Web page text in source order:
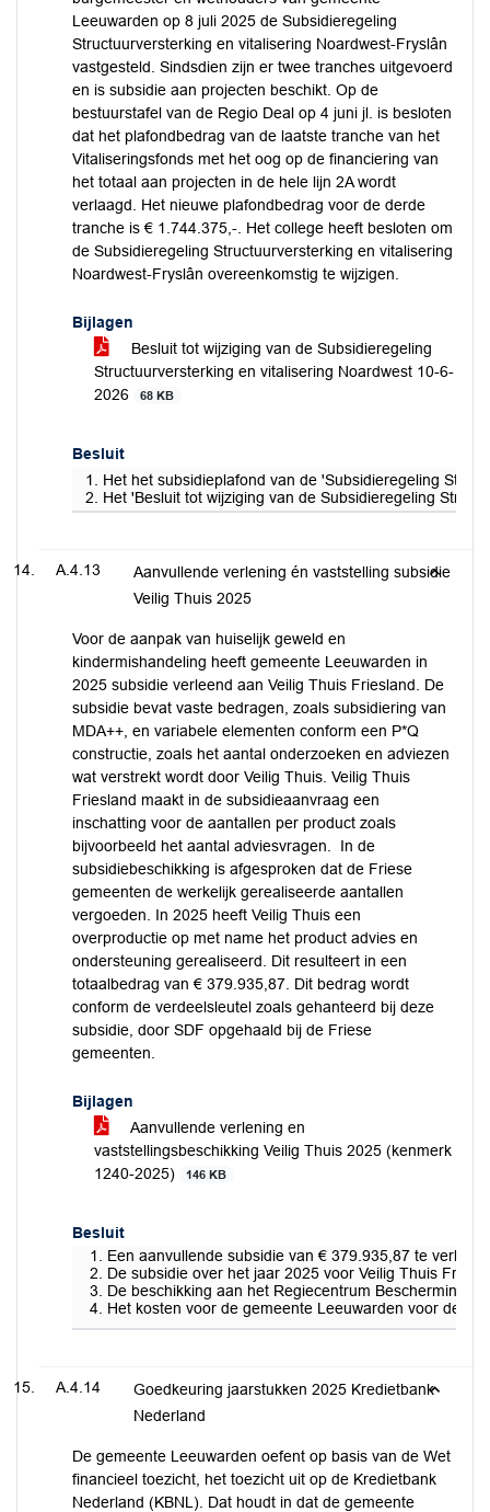
Leeuwarden op 8 juli 2025 de Subsidieregeling
Structuurversterking en vitalisering Noardwest-Fryslân
vastgesteld. Sindsdien zijn er twee tranches uitgevoerd
en is subsidie aan projecten beschikt. Op de
bestuurstafel van de Regio Deal op 4 juni jl. is besloten
dat het plafondbedrag van de laatste tranche van het
Vitaliseringsfonds met het oog op de financiering van
het totaal aan projecten in de hele lijn 2A wordt
verlaagd. Het nieuwe plafondbedrag voor de derde
tranche is € 1.744.375,-. Het college heeft besloten om
de Subsidieregeling Structuurversterking en vitalisering
Noardwest-Fryslân overeenkomstig te wijzigen.
Bijlagen
Besluit tot wijziging van de Subsidieregeling
Structuurversterking en vitalisering Noardwest 10-6-
2026
68 KB
Besluit
1. Het het subsidieplafond van de 'Subsidieregeling
2. Het 'Besluit tot wijziging van de Subsidieregeling
A.4.13
Aanvullende verlening én vaststelling subsidie
Veilig Thuis 2025
Voor de aanpak van huiselijk geweld en
kindermishandeling heeft gemeente Leeuwarden in
2025 subsidie verleend aan Veilig Thuis Friesland. De
subsidie bevat vaste bedragen, zoals subsidiering van
MDA++, en variabele elementen conform een P*Q
constructie, zoals het aantal onderzoeken en adviezen
wat verstrekt wordt door Veilig Thuis. Veilig Thuis
Friesland maakt in de subsidieaanvraag een
inschatting voor de aantallen per product zoals
bijvoorbeeld het aantal adviesvragen. In de
subsidiebeschikking is afgesproken dat de Friese
gemeenten de werkelijk gerealiseerde aantallen
vergoeden. In 2025 heeft Veilig Thuis een
overproductie op met name het product advies en
ondersteuning gerealiseerd. Dit resulteert in een
totaalbedrag van € 379.935,87. Dit bedrag wordt
conform de verdeelsleutel zoals gehanteerd bij deze
subsidie, door SDF opgehaald bij de Friese
gemeenten.
Bijlagen
Aanvullende verlening en
vaststellingsbeschikking Veilig Thuis 2025 (kenmerk
1240-2025)
146 KB
Besluit
Een aanvullende subsidie van € 379.935,87 te
De subsidie over het jaar 2025 voor Veilig Thuis
De beschikking aan het Regiecentrum Bescherming
Het kosten voor de gemeente Leeuwarden voor deze
A.4.14
Goedkeuring jaarstukken 2025 Kredietbank
Nederland
De gemeente Leeuwarden oefent op basis van de Wet
financieel toezicht, het toezicht uit op de Kredietbank
Nederland (KBNL). Dat houdt in dat de gemeente